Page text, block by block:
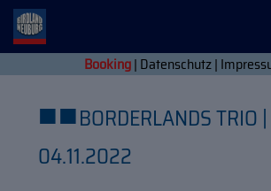
Booking| Datenschutz|
■■BORDERLANDS TRIO |
04.11.2022